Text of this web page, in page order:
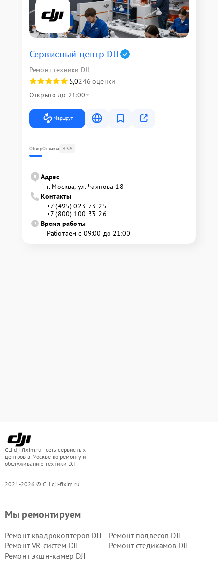
Сервисный центр DJI
Ремонт техники DJI
5,0246 оценки
Открыто до 21:00
Маршрут
ОбзорОтзывы 336
Адрес
г. Москва, ул. Чаянова 18
Контакты
+7 (495) 023-73-25
+7 (800) 100-33-26
Время работы
Работаем с 09:00 до 21:00
СЦ dji-fixim.ru - сеть сервисных
центров в Москве по ремонту и
обслуживанию техники DJI
2021-2026 © СЦ dji-fixim.ru
Мы ремонтируем
Ремонт квадрокоптеров DJI
Ремонт подвесов DJI
Ремонт VR систем DJI
Ремонт стедикамов DJI
Ремонт экшн-камер DJI